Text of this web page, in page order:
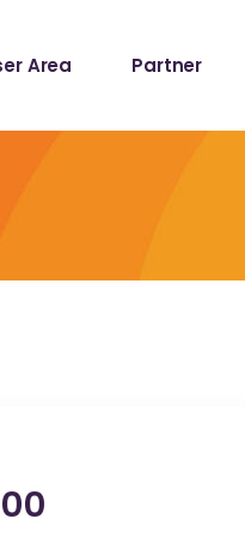
Area Partner